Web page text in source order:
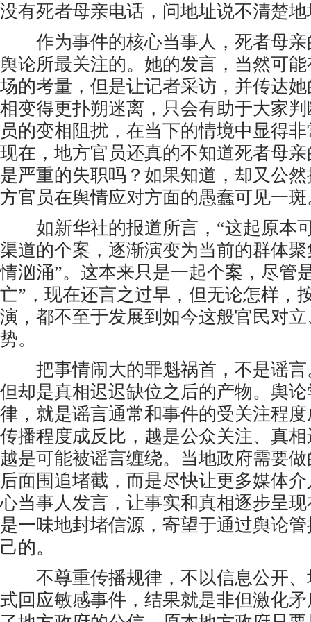
没有死者母亲电话，问地址说不清楚
作为事件的核心当事人，死者母亲
舆论所最关注的。她的发言，当然可
场的考量，但是让记者采访，并传达
相变得更扑朔迷离，只会有助于大家
员的变相阻扰，在当下的情境中显得
现在，地方官员还真的不知道死者母
是严重的失职吗？如果知道，却又公
方官员在舆情应对方面的愚蠢可见一斑
如新华社的报道所言，“这起原本
渠道的个案，逐渐演变为当前的群体
情汹涌”。这本来只是一起个案，尽管
亡”，现在还言之过早，但无论怎样，
演，都不至于发展到如今这般官民对
势。
把事情闹大的罪魁祸首，不是谣言
但却是真相迟迟缺位之后的产物。舆
律，就是谣言通常和事件的受关注程
传播程度成反比，越是公众关注、真
越是可能被谣言缠绕。当地政府需要
后面围追堵截，而是尽快让更多媒体
心当事人发言，让事实和真相逐步呈
是一味地封堵信源，寄望于通过舆论
己的。
不尊重传播规律，不以信息公开、
式回应敏感事件，结果就是非但激化